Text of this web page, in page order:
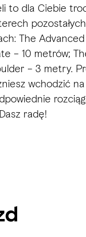
to dla Ciebie
The
– 10 metrów;
– 3 metry.
wchodzić
radę!